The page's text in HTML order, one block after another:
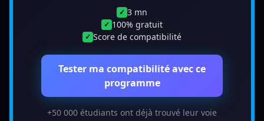
✓ 3 mn
✓ 100% gratuit
✓ Score de compatibilité
Tester ma compatibilité avec ce
programme
+50 000 étudiants ont déjà trouvé leur voie